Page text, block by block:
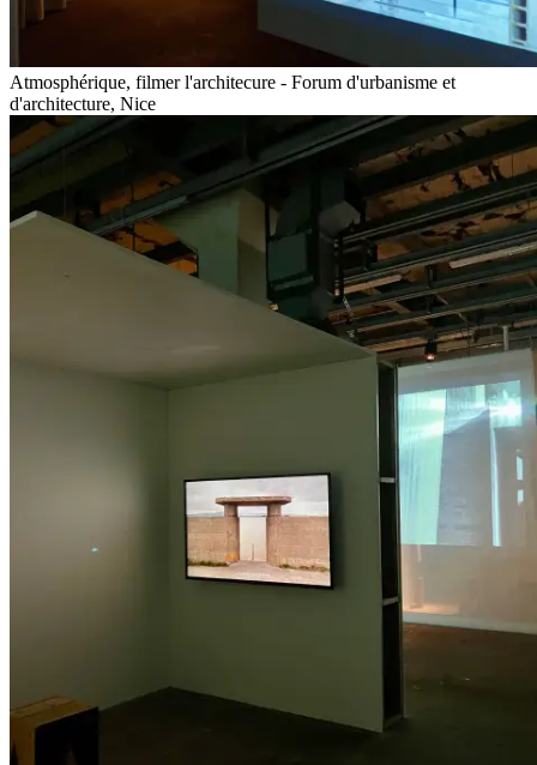
Atmosphérique, filmer l'architecure - Forum d'urbanisme et
d'architecture, Nice